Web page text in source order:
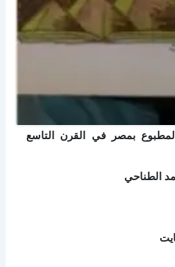
بمصر في القرن التاسع
الطناحي